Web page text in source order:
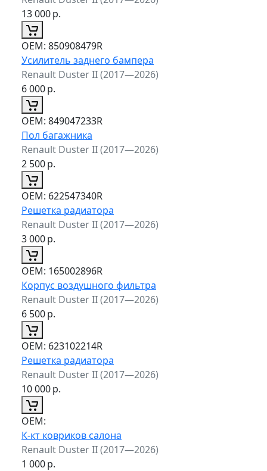
13 000р.
ОЕМ: 850908479R
Усилитель заднего бампера
Renault Duster II (2017—2026)
6 000р.
ОЕМ: 849047233R
Пол багажника
Renault Duster II (2017—2026)
2 500р.
ОЕМ: 622547340R
Решетка радиатора
Renault Duster II (2017—2026)
3 000р.
ОЕМ: 165002896R
Корпус воздушного фильтра
Renault Duster II (2017—2026)
6 500р.
ОЕМ: 623102214R
Решетка радиатора
Renault Duster II (2017—2026)
10 000р.
ОЕМ:
К-кт ковриков салона
Renault Duster II (2017—2026)
1 000р.